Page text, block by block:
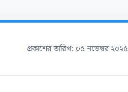
প্রকাশের তারিখ: ০৫ নভেম্বর ২০২৫